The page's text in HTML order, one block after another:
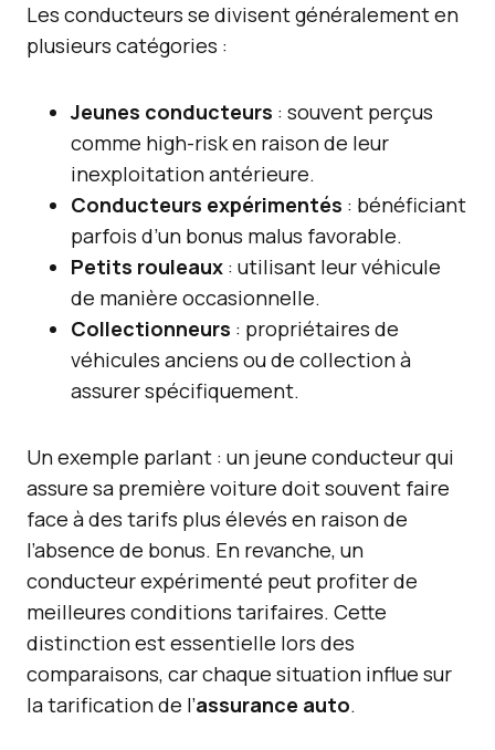
Les conducteurs se divisent généralement en
plusieurs catégories :
Jeunes conducteurs : souvent perçus
comme high-risk en raison de leur
inexploitation antérieure.
Conducteurs expérimentés : bénéficiant
parfois d’un bonus malus favorable.
Petits rouleaux : utilisant leur véhicule
de manière occasionnelle.
Collectionneurs : propriétaires de
véhicules anciens ou de collection à
assurer spécifiquement.
Un exemple parlant : un jeune conducteur qui
assure sa première voiture doit souvent faire
face à des tarifs plus élevés en raison de
l’absence de bonus. En revanche, un
conducteur expérimenté peut profiter de
meilleures conditions tarifaires. Cette
distinction est essentielle lors des
comparaisons, car chaque situation influe sur
la tarification de l’assurance auto.